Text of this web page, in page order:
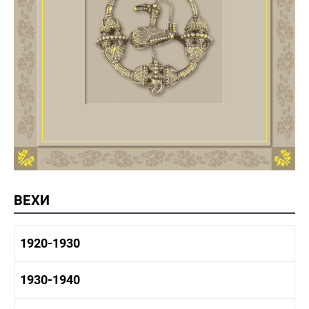
ВЕХИ
1920-1930
1920-1930 история
1920-1930 культура
1930-1940